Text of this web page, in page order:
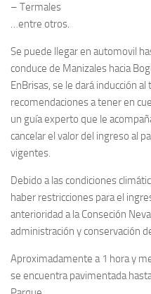
– Termales
…entre otros.
Se puede llegar en automovil
conduce de Manizales hacia
EnBrisas, se le dará inducción
recomendaciones a tener en
un guía experto que le
cancelar el valor del ingreso al
vigentes.
Debido a las condiciones
haber restricciones para el
anterioridad a laConseción
administración y conservación
Aproximadamente a 1 hora y
se encuentra pavimentada